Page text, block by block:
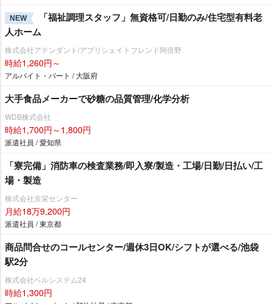
NEW
「福祉調理スタッフ」無資格可/日勤のみ/住宅型有料老
人ホーム
株式会社アテンダント/アプリシェイトフレンド阿倍野
時給1,260円～
アルバイト・パート / 大阪府
大手食品メーカーで砂糖の品質管理/化学分析
WDB株式会社
時給1,700円～1,800円
派遣社員 / 愛知県
「寮完備」消防車の検査業務/即入寮/製造・工場/日勤/日払い/工
場・製造
株式会社京栄センター
月給18万9,200円
派遣社員 / 東京都
商品問合せのコールセンター/週休3日OK/シフトが選べる/池袋
駅2分
株式会社ベルシステム24
時給1,300円